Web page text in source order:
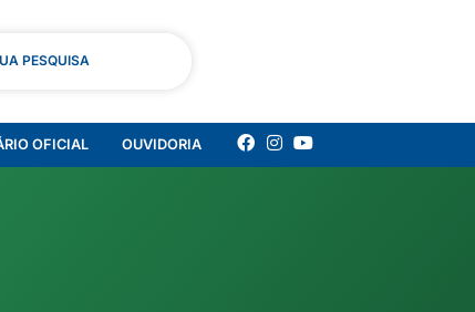
PESQUISA
OFICIAL OUVIDORIA